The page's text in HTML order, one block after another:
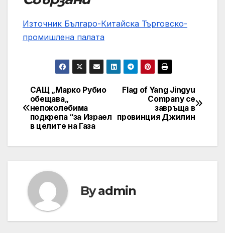
Източник Българо-Китайска Търговско-
промишлена палaта
Навигация
Flag of Yang Jingyu
Company се
завръща в
провинция Джилин
САЩ „Марко Рубио
обещава„
непоколебима
подкрепа “за Израел
в целите на Газа
Byadmin